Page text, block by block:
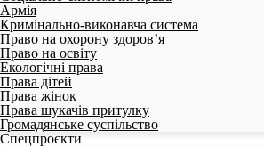
Армія
Кримінально-виконавча система
Право на охорону здоров’я
Право на освіту
Екологічні права
Права дітей
Права жінок
Права шукачів притулку
Громадянське суспільство
Спецпроєкти